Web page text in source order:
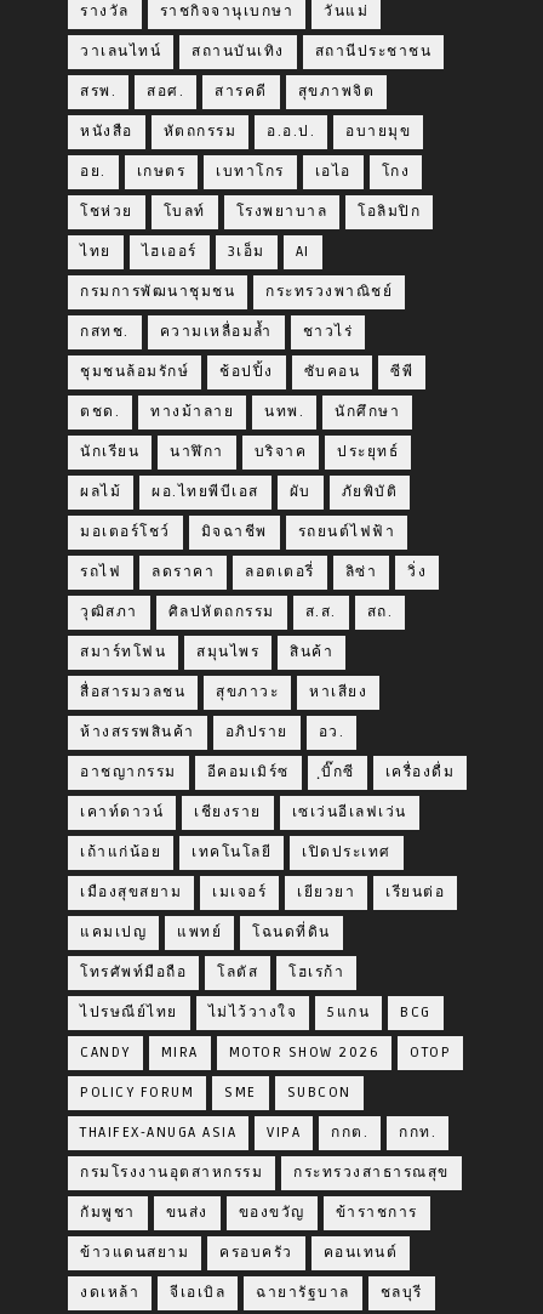
รางวัล ราชกิจจานุเบกษา วันแม่
วาเลนไทน์ สถานบันเทิง สถานีประชาชน
สรพ. สอศ. สารคดี สุขภาพจิต
หนังสือ หัตถกรรม อ.อ.ป. อบายมุข
อย. เกษตร เบทาโกร เอไอ โกง
โชห่วย โบลท์ โรงพยาบาล โอลิมปิก
ไทย ไฮเออร์ 3เอ็ม AI
กรมการพัฒนาชุมชน กระทรวงพาณิชย์
กสทช. ความเหลื่อมล้ำ ชาวไร่
ชุมชนล้อมรักษ์ ช้อปปิ้ง ซับคอน ซีพี
ตชด. ทางม้าลาย นทพ. นักศึกษา
นักเรียน นาฬิกา บริจาค ประยุทธ์
ผลไม้ ผอ.ไทยพีบีเอส ผับ ภัยพิบัติ
มอเตอร์โชว์ มิจฉาชีพ รถยนต์ไฟฟ้า
รถไฟ ลดราคา ลอตเตอรี่ ลิซ่า วิ่ง
วุฒิสภา ศิลปหัตถกรรม ส.ส. สถ.
สมาร์ทโฟน สมุนไพร สินค้า
สื่อสารมวลชน สุขภาวะ หาเสียง
ห้างสรรพสินค้า อภิปราย อว.
อาชญากรรม อีคอมเมิร์ซ ฺบิ๊กซี เครื่องดื่ม
เคาท์ดาวน์ เชียงราย เซเว่นอีเลฟเว่น
เถ้าแก่น้อย เทคโนโลยี เปิดประเทศ
เมืองสุขสยาม เมเจอร์ เยียวยา เรียนต่อ
แคมเปญ แพทย์ โฉนดที่ดิน
โทรศัพท์มือถือ โลตัส โฮเรก้า
ไปรษณีย์ไทย ไม่ไว้วางใจ 5แกน BCG
CANDY MIRA MOTOR SHOW 2026 OTOP
POLICY FORUM SME SUBCON
THAIFEX-ANUGA ASIA VIPA กกต. กกท.
กรมโรงงานอุตสาหกรรม กระทรวงสาธารณสุข
กัมพูชา ขนส่ง ของขวัญ ข้าราชการ
ข้าวแดนสยาม ครอบครัว คอนเทนต์
งดเหล้า จีเอเบิล ฉายารัฐบาล ชลบุรี